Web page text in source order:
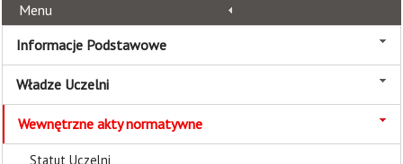
Menu
Informacje Podstawowe
Władze Uczelni
Wewnętrzne akty normatywne
Statut Uczelni